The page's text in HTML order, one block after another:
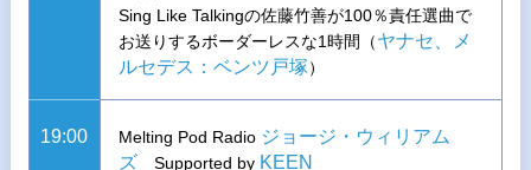
Sing Like Talkingの佐藤竹善が100％責任選曲で
お送りするボーダーレスな1時間（ヤナセ、メ
ルセデス：ベンツ戸塚）
19:00 Melting Pod Radio ジョージ・ウィリアム
ズ Supported by KEEN